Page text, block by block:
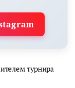
турнира